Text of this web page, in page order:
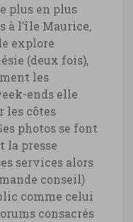
plus en plus
à l’île Maurice,
explore
(deux fois),
les
ends elle
les côtes
photos se font
la presse
services alors
conseil)
comme celui
consacrés